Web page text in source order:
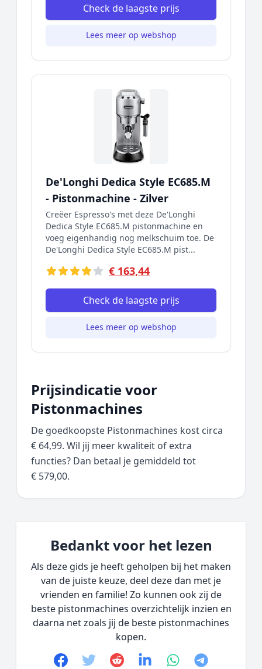
Check de laagste prijs
Lees meer op webshop
De'Longhi Dedica Style EC685.M
- Pistonmachine - Zilver
Creëer Espresso's met deze De'Longhi
Dedica Style EC685.M pistonmachine en
voeg eigenhandig nog melkschuim toe. De
De'Longhi Dedica Style EC685.M pist...
€ 163,44
Check de laagste prijs
Lees meer op webshop
Prijsindicatie voor
Pistonmachines
De goedkoopste Pistonmachines kost circa
€ 64,99. Wil jij meer kwaliteit of extra
functies? Dan betaal je gemiddeld tot
€ 579,00.
Bedankt voor het lezen
Als deze gids je heeft geholpen bij het maken
van de juiste keuze, deel deze dan met je
vrienden en familie! Zo kunnen ook zij de
beste pistonmachines overzichtelijk inzien en
daarna net zoals jij de beste pistonmachines
kopen.
Facebook
TwitterRedditlinkedinwhatsapp
telegram